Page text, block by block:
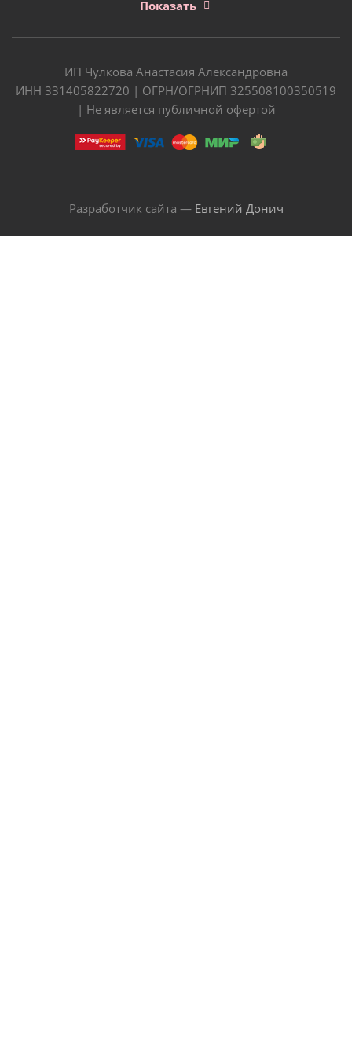
Показать
ИП Чулкова Анастасия Александровна
ИНН 331405822720 | ОГРН/ОГРНИП 325508100350519
| Не является публичной офертой
Разработчик сайта — Евгений Донич